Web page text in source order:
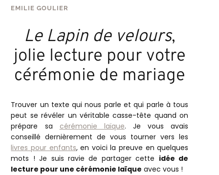
EMILIE GOULIER
Le Lapin de velours,
jolie lecture pour votre
cérémonie de mariage
Trouver un texte qui nous parle et qui parle à tous
peut se révéler un véritable casse-tête quand on
prépare sa cérémonie laïque. Je vous avais
conseillé dernièrement de vous tourner vers les
livres pour enfants, en voici la preuve en quelques
mots ! Je suis ravie de partager cette idée de
lecture pour une cérémonie laïque avec vous !